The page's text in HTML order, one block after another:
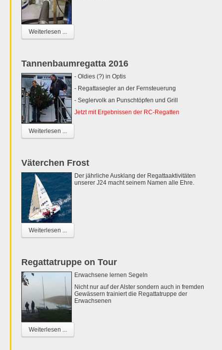
Weiterlesen ...
Tannenbaumregatta 2016
- Oldies (?) in Optis
- Regattasegler an der Fernsteuerung
- Seglervolk an Punschtöpfen und Grill
Jetzt mit Ergebnissen der RC-Regatten
Weiterlesen ...
Väterchen Frost
Der jährliche Ausklang der Regattaaktivitäten
unserer J24 macht seinem Namen alle Ehre.
Weiterlesen ...
Regattatruppe on Tour
Erwachsene lernen Segeln
Nicht nur auf der Alster sondern auch in fremden
Gewässern trainiert die Regattatruppe der
Erwachsenen
Weiterlesen ...